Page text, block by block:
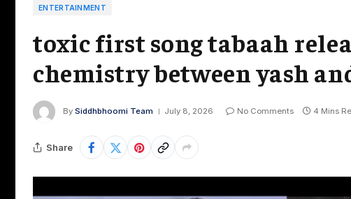
ENTERTAINMENT
toxic first song tabaah
chemistry between yash
By Siddhbhoomi Team July 8, 2026 No Comments 4 Mins
Share